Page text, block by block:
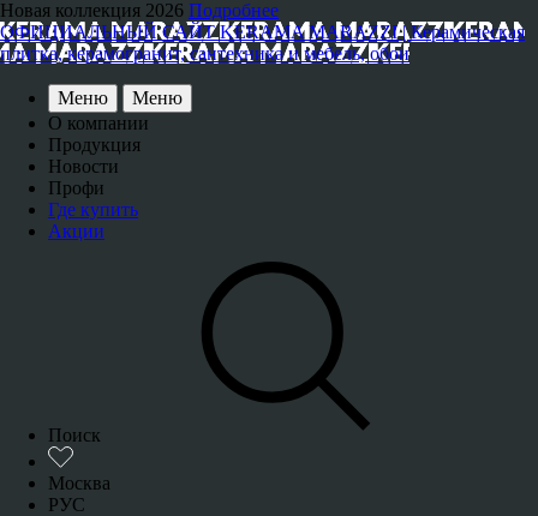
Новая коллекция 2026 Подробнее
ОФИЦИАЛЬНЫЙ САЙТ KERAMA MARAZZI | Керамическая
плитка, керамогранит, сантехника и мебель, обои
Меню
Меню
О компании
Продукция
Новости
Профи
Где купить
Акции
Поиск
Москва
РУС